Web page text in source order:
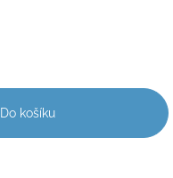
Do košíku